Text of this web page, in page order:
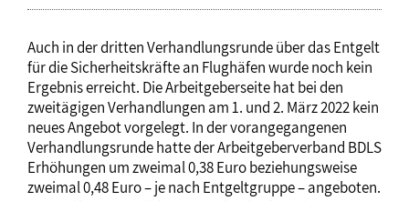
Auch in der dritten Verhandlungsrunde über das Entgelt
für die Sicherheitskräfte an Flughäfen wurde noch kein
Ergebnis erreicht. Die Arbeitgeberseite hat bei den
zweitägigen Verhandlungen am 1. und 2. März 2022 kein
neues Angebot vorgelegt. In der vorangegangenen
Verhandlungsrunde hatte der Arbeitgeberverband BDLS
Erhöhungen um zweimal 0,38 Euro beziehungsweise
zweimal 0,48 Euro – je nach Entgeltgruppe – angeboten.